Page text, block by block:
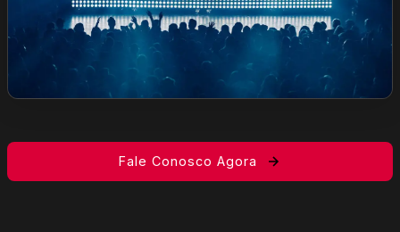
Fale Conosco Agora